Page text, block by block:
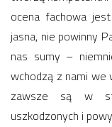
ocena fachowa
jasna, nie powinny
nas sumy –
wchodzą z nami we
zawsze są w
uszkodzonych i